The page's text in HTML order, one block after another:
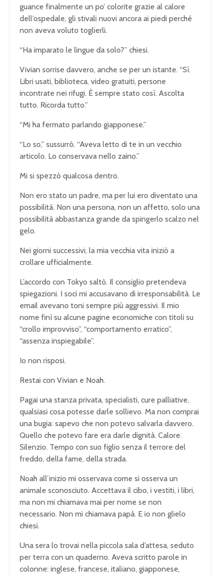
guance finalmente un po’ colorite grazie al calore
dell’ospedale, gli stivali nuovi ancora ai piedi perché
non aveva voluto toglierli.
“Ha imparato le lingue da solo?” chiesi.
Vivian sorrise davvero, anche se per un istante. “Sì.
Libri usati, biblioteca, video gratuiti, persone
incontrate nei rifugi. È sempre stato così. Ascolta
tutto. Ricorda tutto.”
“Mi ha fermato parlando giapponese.”
“Lo so,” sussurrò. “Aveva letto di te in un vecchio
articolo. Lo conservava nello zaino.”
Mi si spezzò qualcosa dentro.
Non ero stato un padre, ma per lui ero diventato una
possibilità. Non una persona, non un affetto, solo una
possibilità abbastanza grande da spingerlo scalzo nel
gelo.
Nei giorni successivi, la mia vecchia vita iniziò a
crollare ufficialmente.
L’accordo con Tokyo saltò. Il consiglio pretendeva
spiegazioni. I soci mi accusavano di irresponsabilità. Le
email avevano toni sempre più aggressivi. Il mio
nome finì su alcune pagine economiche con titoli su
“crollo improvviso”, “comportamento erratico”,
“assenza inspiegabile”.
Io non risposi.
Restai con Vivian e Noah.
Pagai una stanza privata, specialisti, cure palliative,
qualsiasi cosa potesse darle sollievo. Ma non comprai
una bugia: sapevo che non potevo salvarla davvero.
Quello che potevo fare era darle dignità. Calore.
Silenzio. Tempo con suo figlio senza il terrore del
freddo, della fame, della strada.
Noah all’inizio mi osservava come si osserva un
animale sconosciuto. Accettava il cibo, i vestiti, i libri,
ma non mi chiamava mai per nome se non
necessario. Non mi chiamava papà. E io non glielo
chiesi.
Una sera lo trovai nella piccola sala d’attesa, seduto
per terra con un quaderno. Aveva scritto parole in
colonne: inglese, francese, italiano, giapponese,